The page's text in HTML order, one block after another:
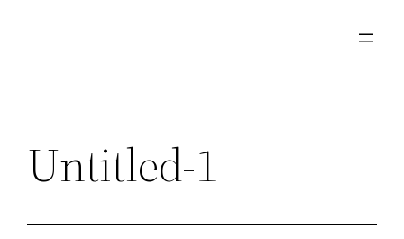
Untitled-1